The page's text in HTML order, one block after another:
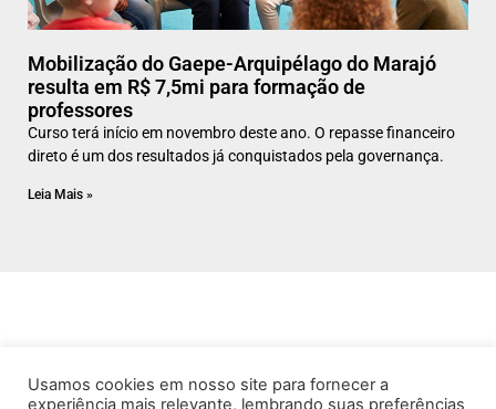
Mobilização do Gaepe-Arquipélago do Marajó
resulta em R$ 7,5mi para formação de
professores
Curso terá início em novembro deste ano. O repasse financeiro
direto é um dos resultados já conquistados pela governança.
Leia Mais »
Usamos cookies em nosso site para fornecer a
experiência mais relevante, lembrando suas preferências